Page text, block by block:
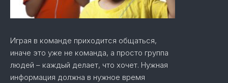
Играя в команде приходится общаться,
иначе это уже не команда, а просто группа
людей – каждый делает, что хочет. Нужная
информация должна в нужное время